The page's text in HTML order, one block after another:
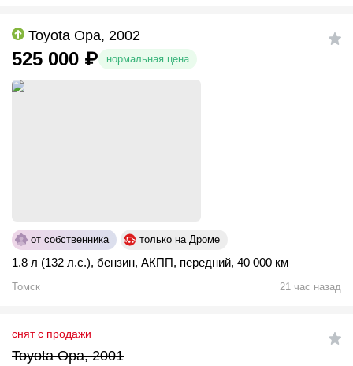
Toyota Opa, 2002
525 000 ₽ нормальная цена
от собственника только на Дроме
1.8 л (132 л.с.), бензин, АКПП, передний, 40 000 км
Томск 21 час назад
снят с продажи
Toyota Opa, 2001